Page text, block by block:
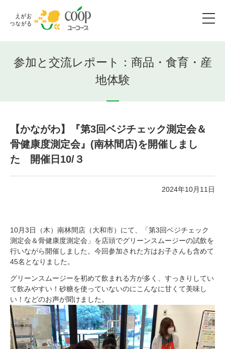
参加と交流レポート：商品・食育・産
地体験
【かながわ】『第3回ベジチェック測定会＆
骨健康度測定会』(南林間店)を開催しまし
た 開催日10/３
2024年10月11日
10月3日（木）南林間店（大和市）にて、「第3回ベジチェック
測定会＆骨健康度測定会」を店頭でグリーンスムージーの試飲を
行いながら開催しました。今回参加された方はお子さんも含めて
45名となりました。
グリーンスムージーを初めて飲まれる方が多く、すっきりしてい
て飲みやすい！砂糖を使っていないのにこんなに甘くて美味し
い！などのお声が聞けました。